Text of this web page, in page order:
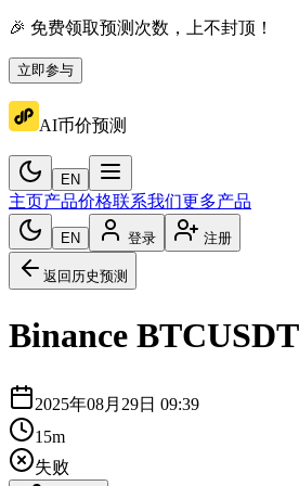
🎉 免费领取预测次数，上不封顶！
立即参与
AI币价预测
EN
主页产品价格联系我们更多产品
EN 登录 注册
返回历史预测
Binance BTCUSDT
2025年08月29日 09:39
15m
失败